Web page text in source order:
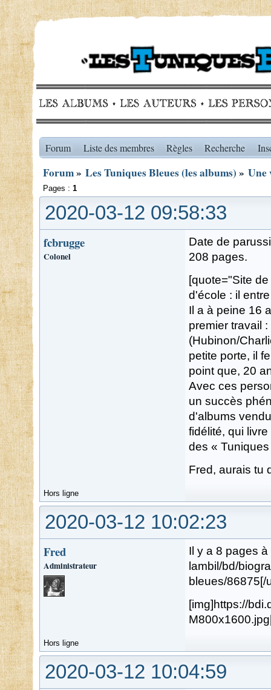
Forum Liste des membres Règles Recherche
Forum» Les Tuniques Bleues (les albums) » Une
Pages : 1
2020-03-12 09:58:33
fcbrugge
Colonel
Date de
208 pages.
[quote="Site
d'école : il
Il a à peine 16
premier travail
(Hubinon/
petite porte, il
point que, 20
Avec ces
un succès
d'albums
fidélité, qui
des «
Fred, aurais tu
Hors ligne
2020-03-12 10:02:23
Fred
Administrateur
Il y a 8 pages
lambil/bd/
bleues/86875[/
[img]https://
Hors ligne
2020-03-12 10:04:59